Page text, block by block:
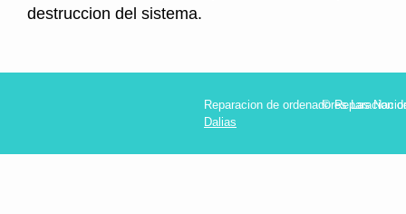
destruccion del sistema.
© Reparacion
Reparacion de ordenadores Las
Dalias